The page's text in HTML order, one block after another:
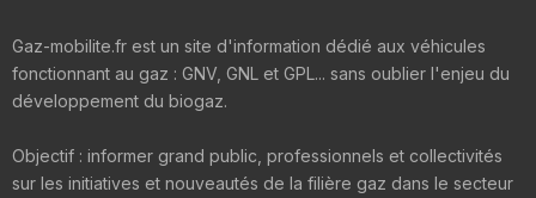
Gaz-mobilite.fr est un site d'information dédié aux véhicules
fonctionnant au gaz : GNV, GNL et GPL... sans oublier l'enjeu du
développement du biogaz.
Objectif : informer grand public, professionnels et collectivités
sur les initiatives et nouveautés de la filière gaz dans le secteur